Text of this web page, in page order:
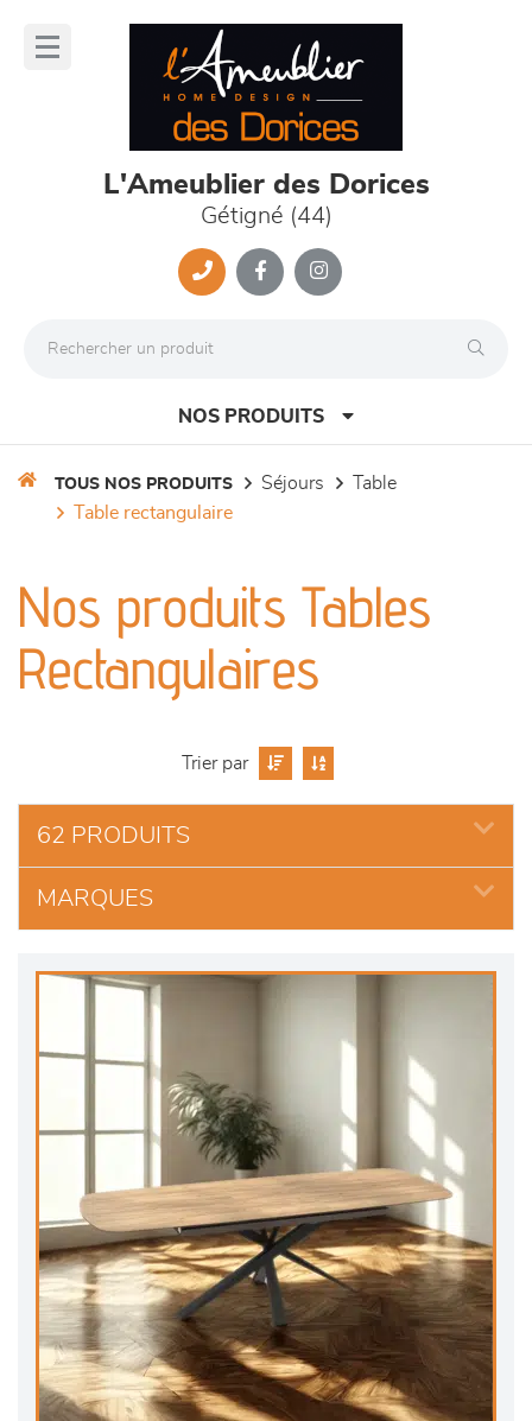
L'Ameublier des Dorices
Gétigné (44)
NOS PRODUITS
séjours
meubles de complément
literie
outdoor
TOUS NOS PRODUITS séjours
table
table rectangulaire
Nos produits Tables
Rectangulaires
Trier par
62 PRODUITS
MARQUES